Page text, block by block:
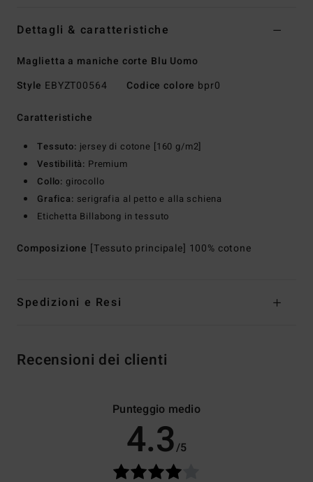
Dettagli & caratteristiche
Maglietta a maniche corte Blu Uomo
Style EBYZT00564 Codice colore bpr0
Caratteristiche
Tessuto: jersey di cotone [160 g/m2]
Vestibilità: Premium
Collo: girocollo
Grafica: serigrafia al petto e alla schiena
Etichetta Billabong in tessuto
Composizione [Tessuto principale] 100% cotone
Spedizioni e Resi
Recensioni dei clienti
Punteggio medio
4.3/5